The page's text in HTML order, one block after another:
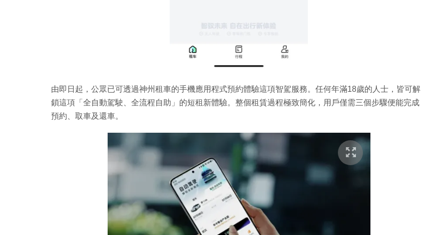
由即日起，公眾已可透過神州租車的手機應用程式預約體驗這項智駕服務。任何年滿18歲的人士，皆可解
鎖這項「全自動駕駛、全流程自助」的短租新體驗。整個租賃過程極致簡化，用戶僅需三個步驟便能完成
預約、取車及還車。